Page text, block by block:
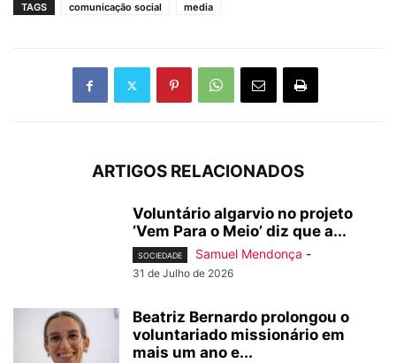
TAGS comunicação social media
ARTIGOS RELACIONADOS
Voluntário algarvio no projeto
‘Vem Para o Meio’ diz que a...
SOCIEDADE Samuel Mendonça -
31 de Julho de 2026
Beatriz Bernardo prolongou o
voluntariado missionário em
mais um ano e...